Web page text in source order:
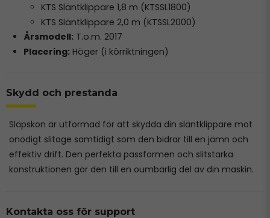
KTS Släntklippare 1,8 m (KTSSL1800)
KTS Släntklippare 2,0 m (KTSSL2000)
Årsmodell:T.o.m. 2017
Placering:Höger (i körriktningen)
Skydd och prestanda
Släpskon är utformad för att skydda din släntklippare mot
onödigt slitage samtidigt som den bidrar till en jämn och
effektiv drift. Den perfekta passformen och slitstarka
konstruktionen gör den till en oumbärlig del av din maskin.
Kontakta oss för support